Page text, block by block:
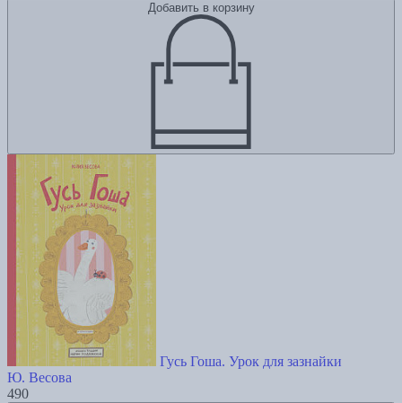
Добавить в корзину
Гусь Гоша. Урок для зазнайки
Ю. Весова
490